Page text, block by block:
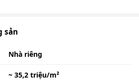
sản
Nhà riêng
~ 35,2 triệu/m²